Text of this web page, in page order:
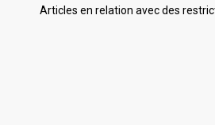
Articles en relation avec des